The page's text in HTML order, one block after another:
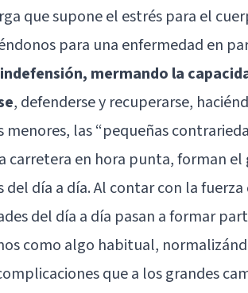
que supone el estrés para el
para una enfermedad en
mermando la
, defenderse y recuperarse,
menores, las “pequeñas
carretera en hora punta, forman
del día a día. Al contar con la
del día a día pasan a formar
como algo habitual,
que a los grandes